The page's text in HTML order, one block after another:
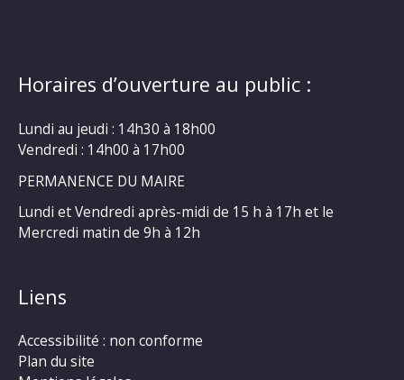
Horaires d’ouverture au public :
Lundi au jeudi : 14h30 à 18h00
Vendredi : 14h00 à 17h00
PERMANENCE DU MAIRE
Lundi et Vendredi après-midi de 15 h à 17h et le
Mercredi matin de 9h à 12h
Liens
Accessibilité : non conforme
Plan du site